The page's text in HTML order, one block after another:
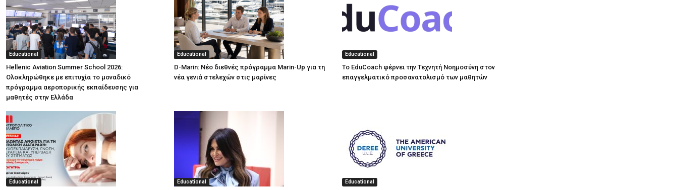
Educational
Hellenic Aviation Summer School 2026:
Ολοκληρώθηκε με επιτυχία το μοναδικό
πρόγραμμα αεροπορικής εκπαίδευσης για
μαθητές στην Ελλάδα
Educational
D-Marin: Νέο διεθνές πρόγραμμα Marin-Up για τη
νέα γενιά στελεχών στις μαρίνες
Educational
Το EduCoach φέρνει την Τεχνητή Νοημοσύνη στον
επαγγελματικό προσανατολισμό των μαθητών
Educational Educational Educational